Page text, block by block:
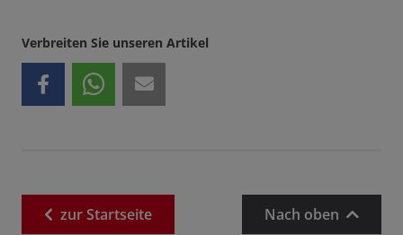
Verbreiten Sie unseren Artikel
zurStartseite Nach oben